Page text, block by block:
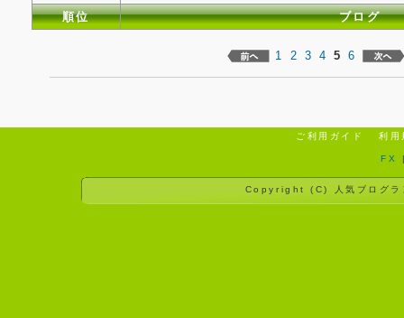
順位 ブログ
1 2 3 4 5 6
ご利用ガイド 利用
FX
Copyright (C) 人気ブログ